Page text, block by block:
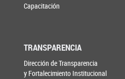
Capacitación
TRANSPARENCIA
Dirección de Transparencia
y Fortalecimiento Institucional